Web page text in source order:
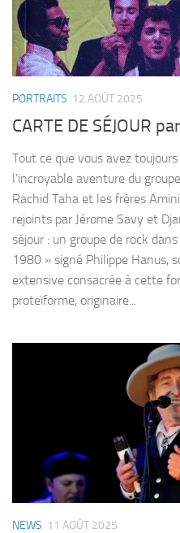
PORTRAITS 12 AOÛT 2025
CARTE DE SÉJOUR
Tout ce que vous avez
l’incroyable aventure du
Rachid Taha et les frères
rejoints par Jérome Savy et
séjour : un groupe de rock
1980 » signé Philippe Hanus,
extensive consacrée à cette
proteïforme, originaire...
NEWS 11 AOÛT 2025